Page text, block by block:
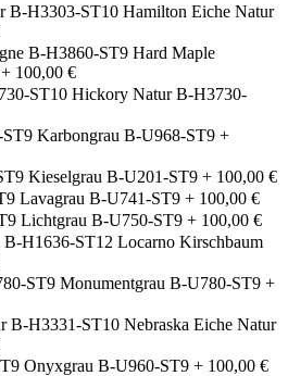
Hamilton Eiche Natur
Hard Maple
+ 100,00 €
Hickory Natur B-H3730-
Karbongrau B-U968-ST9 +
Kieselgrau B-U201-ST9 + 100,00 €
Lavagrau B-U741-ST9 + 100,00 €
Lichtgrau B-U750-ST9 + 100,00 €
Locarno Kirschbaum
Monumentgrau B-U780-ST9 +
Nebraska Eiche Natur
Onyxgrau B-U960-ST9 + 100,00 €